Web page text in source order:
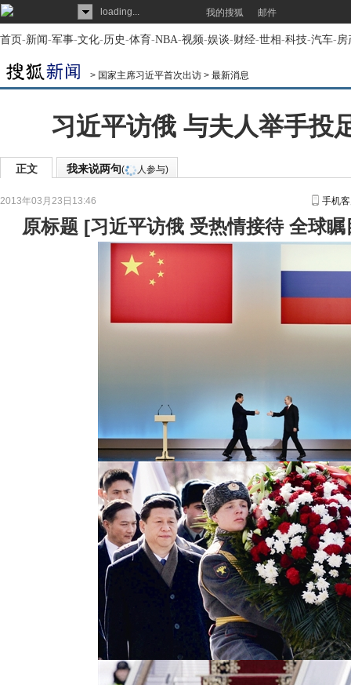
loading... 我的搜狐 邮件
首页-新闻-军事-文化-历史-体育-NBA-视频-娱谈-财经-世相-科技-汽车-房
> 国家主席习近平首次出访 > 最新消息
习近平访俄 与夫人举手投
正文 我来说两句( 人参与)
2013年03月23日13:46 手机
原标题 [习近平访俄 受热情接待 全球瞩